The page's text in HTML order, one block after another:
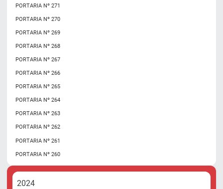
2024
PORTARIA Nº 271
PORTARIA Nº 270
PORTARIA Nº 269
PORTARIA Nº 268
PORTARIA Nº 267
PORTARIA Nº 266
PORTARIA Nº 265
PORTARIA Nº 264
PORTARIA Nº 263
PORTARIA Nº 262
PORTARIA Nº 261
PORTARIA Nº 260